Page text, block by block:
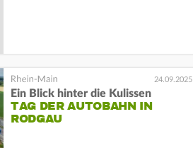
24.09.2025
Ein Blick hinter die Kulissen
TAG DER AUTOBAHN IN
RODGAU